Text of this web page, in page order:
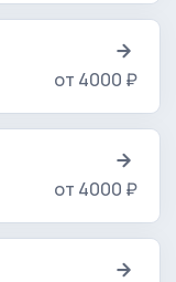
от 4000 ₽
от 4000 ₽